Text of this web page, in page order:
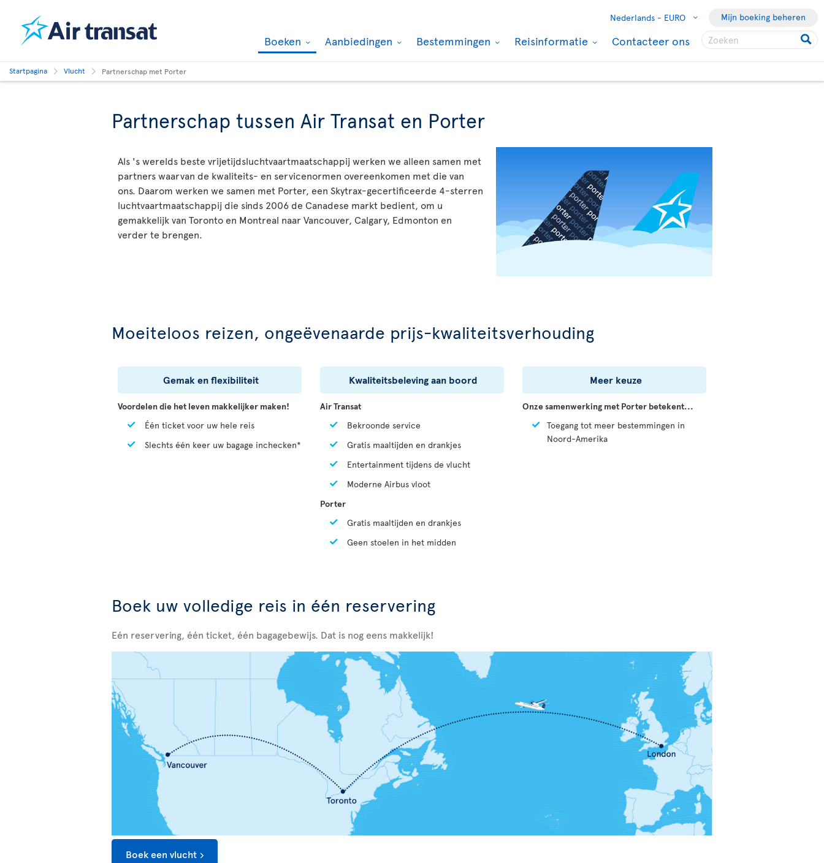
Nederlands - EURO Mijn boeking beheren
Boeken Aanbiedingen Bestemmingen Reisinformatie Contacteer ons
Startpagina Vlucht Partnerschap met Porter
Partnerschap tussen Air Transat en Porter
Als 's werelds beste vrijetijdsluchtvaartmaatschappij werken we alleen samen met
partners waarvan de kwaliteits- en servicenormen overeenkomen met die van
ons. Daarom werken we samen met Porter, een Skytrax-gecertificeerde 4-sterren
luchtvaartmaatschappij die sinds 2006 de Canadese markt bedient, om u
gemakkelijk van Toronto en Montreal naar Vancouver, Calgary, Edmonton en
verder te brengen.
Moeiteloos reizen, ongeëvenaarde prijs-kwaliteitsverhouding
Gemak en flexibiliteit
Voordelen die het leven makkelijker maken!
Één ticket voor uw hele reis
Slechts één keer uw bagage inchecken*
Kwaliteitsbeleving aan boord
Air Transat
Bekroonde service
Gratis maaltijden en drankjes
Entertainment tijdens de vlucht
Moderne Airbus vloot
Porter
Gratis maaltijden en drankjes
Geen stoelen in het midden
Meer keuze
Onze samenwerking met Porter betekent...
Toegang tot meer bestemmingen in
Noord-Amerika
Boek uw volledige reis in één reservering
Eén reservering, één ticket, één bagagebewijs. Dat is nog eens makkelijk!
Boek een vlucht